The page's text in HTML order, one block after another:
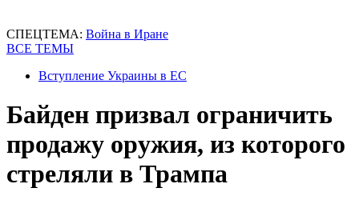
СПЕЦТЕМА: Война в Иране
ВСЕ ТЕМЫ
Вступление Украины в ЕС
Байден призвал ограничить
продажу оружия, из которого
стреляли в Трампа